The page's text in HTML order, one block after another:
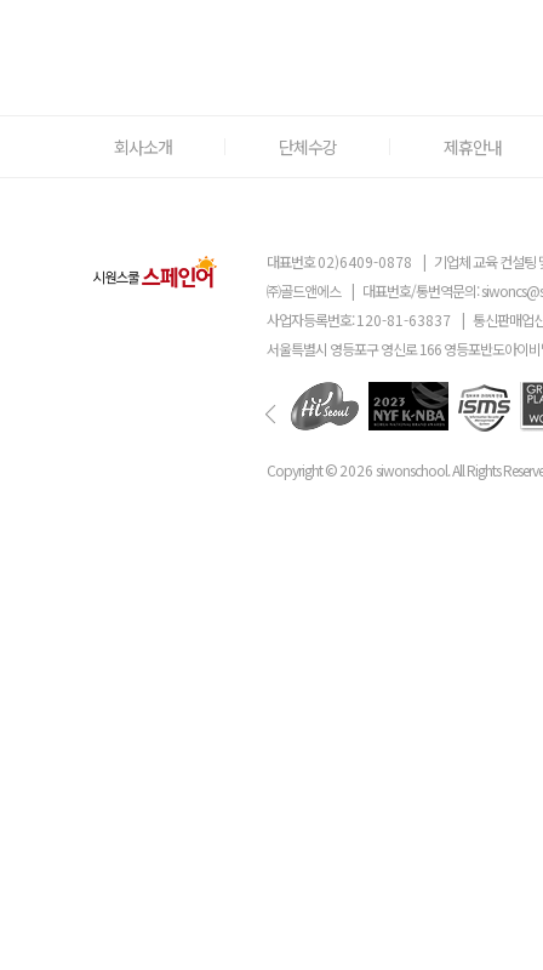
회사소개 단체수강 제휴안내
대표번호02)6409-0878 | 기업체 교육 컨설팅
㈜골드앤에스 | 대표번호/통번역문의:
사업자등록번호:120-81-63837 | 통신판매업
서울특별시 영등포구 영신로 166 영등포반도아이
Copyright ©2026 siwonschool. All Rights